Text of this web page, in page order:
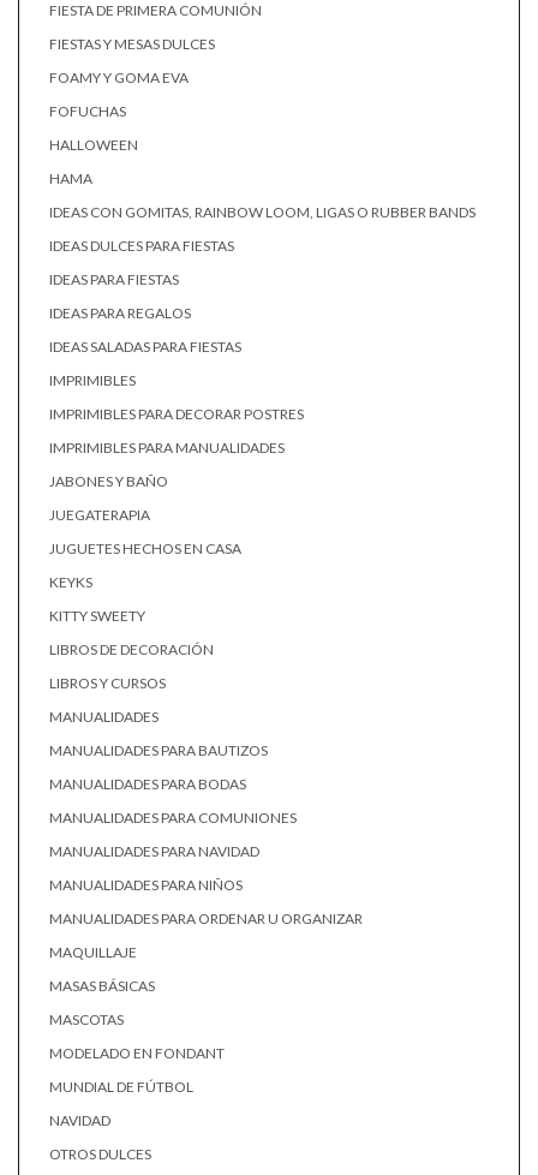
FIESTA DE PRIMERA COMUNIÓN
FIESTAS Y MESAS DULCES
FOAMY Y GOMA EVA
FOFUCHAS
HALLOWEEN
HAMA
IDEAS CON GOMITAS, RAINBOW LOOM, LIGAS O RUBBER BANDS
IDEAS DULCES PARA FIESTAS
IDEAS PARA FIESTAS
IDEAS PARA REGALOS
IDEAS SALADAS PARA FIESTAS
IMPRIMIBLES
IMPRIMIBLES PARA DECORAR POSTRES
IMPRIMIBLES PARA MANUALIDADES
JABONES Y BAÑO
JUEGATERAPIA
JUGUETES HECHOS EN CASA
KEYKS
KITTY SWEETY
LIBROS DE DECORACIÓN
LIBROS Y CURSOS
MANUALIDADES
MANUALIDADES PARA BAUTIZOS
MANUALIDADES PARA BODAS
MANUALIDADES PARA COMUNIONES
MANUALIDADES PARA NAVIDAD
MANUALIDADES PARA NIÑOS
MANUALIDADES PARA ORDENAR U ORGANIZAR
MAQUILLAJE
MASAS BÁSICAS
MASCOTAS
MODELADO EN FONDANT
MUNDIAL DE FÚTBOL
NAVIDAD
OTROS DULCES